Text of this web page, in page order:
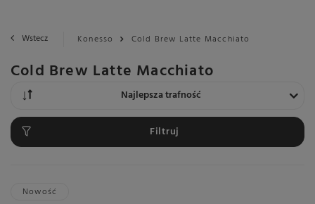
Wstecz Konesso Cold Brew Latte Macchiato
Cold Brew Latte Macchiato
Zmień sortowanie
Najlepsza trafność
Filtruj
Nowość